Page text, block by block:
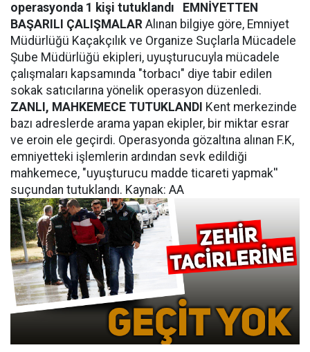
operasyonda 1 kişi tutuklandı
EMNİYETTEN
BAŞARILI ÇALIŞMALAR Alınan bilgiye göre, Emniyet
Müdürlüğü Kaçakçılık ve Organize Suçlarla Mücadele
Şube Müdürlüğü ekipleri, uyuşturucuyla mücadele
çalışmaları kapsamında "torbacı" diye tabir edilen
sokak satıcılarına yönelik operasyon düzenledi.
ZANLI, MAHKEMECE TUTUKLANDI Kent merkezinde
bazı adreslerde arama yapan ekipler, bir miktar esrar
ve eroin ele geçirdi. Operasyonda gözaltına alınan F.K,
emniyetteki işlemlerin ardından sevk edildiği
mahkemece, "uyuşturucu madde ticareti yapmak''
suçundan tutuklandı. Kaynak: AA